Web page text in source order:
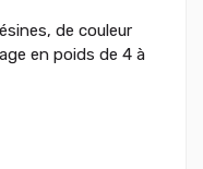
de couleur
en poids de 4 à